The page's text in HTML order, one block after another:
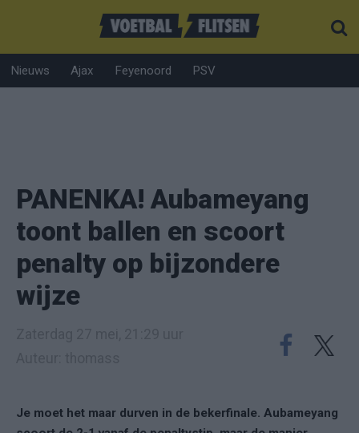
Nieuws Ajax Feyenoord PSV
PANENKA! Aubameyang
toont ballen en scoort
penalty op bijzondere
wijze
Je moet het maar durven in de bekerfinale. Aubameyang